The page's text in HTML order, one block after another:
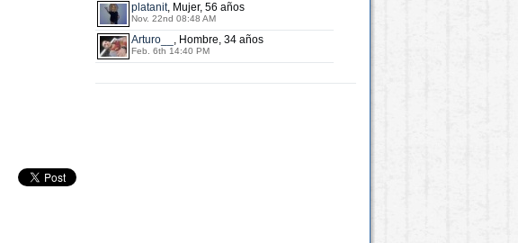
platanit, Mujer, 56 años
Nov. 22nd 08:48 AM
Arturo__ , Hombre, 34 años
Feb. 6th 14:40 PM